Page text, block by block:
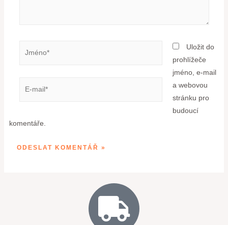
Uložit do
prohlížeče
jméno, e-mail
a webovou
stránku pro
budoucí
komentáře.